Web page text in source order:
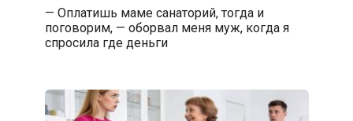
— Оплатишь маме санаторий, тогда и
поговорим, — оборвал меня муж, когда я
спросила где деньги